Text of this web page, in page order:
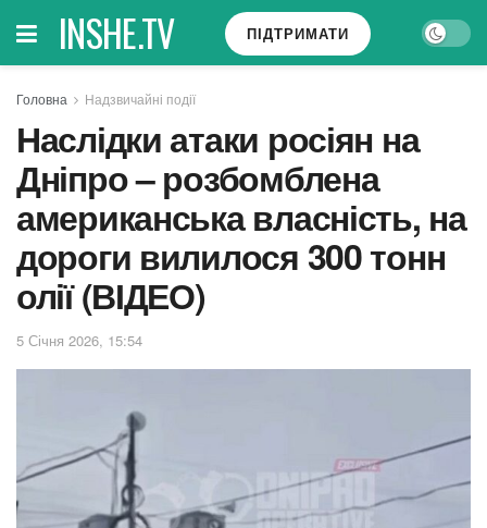
INSHE.TV ПІДТРИМАТИ
Головна Надзвичайні події
Наслідки атаки росіян на
Дніпро – розбомблена
американська власність, на
дороги вилилося 300 тонн
олії (ВІДЕО)
5 Січня 2026, 15:54